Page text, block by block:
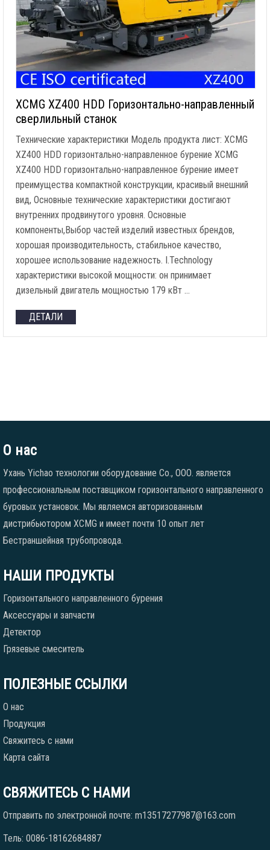
XCMG XZ400 HDD Горизонтально-направленный
сверлильный станок
Технические характеристики Модель продукта лист: XCMG
XZ400 HDD горизонтально-направленное бурение XCMG
XZ400 HDD горизонтально-направленное бурение имеет
преимущества компактной конструкции, красивый внешний
вид, Основные технические характеристики достигают
внутренних продвинутого уровня. Основные
компоненты,Выбор частей изделий известных брендов,
хорошая производительность, стабильное качество,
хорошее использование надежность. I.Technology
характеристики высокой мощности: он принимает
дизельный двигатель мощностью 179 кВт …
ДЕТАЛИ
О нас
Ухань Yichao технологии оборудование Co., ООО. является
профессиональным поставщиком горизонтального направленного
буровых установок. Мы являемся авторизованным
дистрибьютором XCMG и имеет почти 10 опыт лет
Бестраншейная трубопровода.
НАШИ ПРОДУКТЫ
Горизонтального направленного бурения
Аксессуары и запчасти
Детектор
Грязевые смеситель
ПОЛЕЗНЫЕ ССЫЛКИ
О нас
Продукция
Свяжитесь с нами
Карта сайта
СВЯЖИТЕСЬ С НАМИ
Отправить по электронной почте: m13517277987@163.com
Тель: 0086-18162684887